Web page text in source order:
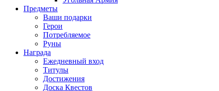
Предметы
Ваши подарки
Герои
Потребляемое
Руны
Награда
Ежедневный вход
Титулы
Достижения
Доска Квестов